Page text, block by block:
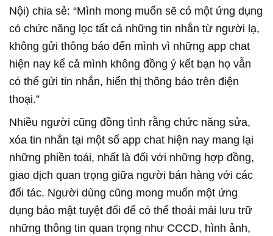
Nội) chia sẻ: “Mình mong muốn sẽ có một ứng dụng
có chức năng lọc tất cả những tin nhắn từ người lạ,
không gửi thông báo đến mình vì những app chat
hiện nay kể cả mình không đồng ý kết bạn họ vẫn
có thể gửi tin nhắn, hiển thị thông báo trên điện
thoại.”
Nhiều người cũng đồng tình rằng chức năng sửa,
xóa tin nhắn tại một số app chat hiện nay mang lại
những phiền toái, nhất là đối với những hợp đồng,
giao dịch quan trọng giữa người bán hàng với các
đối tác. Người dùng cũng mong muốn một ứng
dụng bảo mật tuyệt đối để có thể thoải mái lưu trữ
những thông tin quan trọng như CCCD, hình ảnh,